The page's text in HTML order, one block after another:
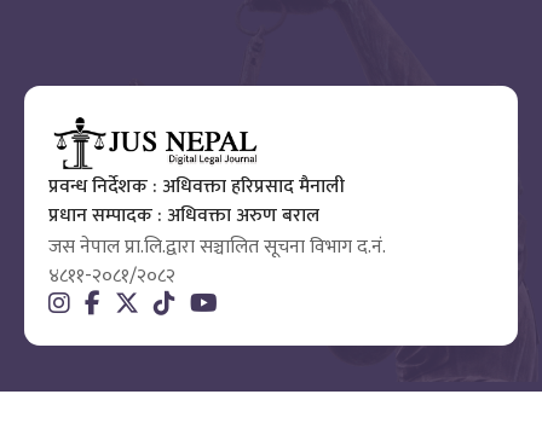
प्रवन्ध निर्देशक : अधिवक्ता हरिप्रसाद मैनाली
प्रधान सम्पादक : अधिवक्ता अरुण बराल
जस नेपाल प्रा.लि.द्वारा सञ्चालित सूचना विभाग द.नं.
४८११-२०८१/२०८२